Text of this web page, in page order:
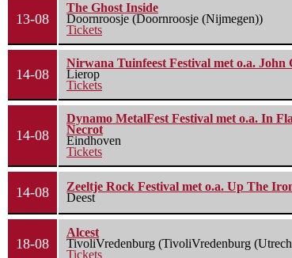
13-08
The Ghost Inside
Doornroosje (Doornroosje (Nijmegen))
Tickets
14-08
Nirwana Tuinfeest Festival met o.a.
Lierop
Tickets
14-08
Dynamo MetalFest Festival met o.a. In
Necrot
Eindhoven
Tickets
14-08
Zeeltje Rock Festival met o.a. Up The
Deest
18-08
Alcest
TivoliVredenburg (TivoliVredenburg
Tickets